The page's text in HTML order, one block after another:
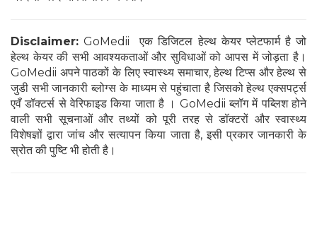
Disclaimer: GoMedii एक डिजिटल हेल्थ केयर प्लेटफार्म है जो
हेल्थ केयर की सभी आवश्यकताओं और सुविधाओं को आपस में जोड़ता है।
GoMedii अपने पाठकों के लिए स्वास्थ्य समाचार, हेल्थ टिप्स और हेल्थ से
जुडी सभी जानकारी ब्लोग्स के माध्यम से पहुंचाता है जिसको हेल्थ एक्सपर्ट्स
एवँ डॉक्टर्स से वेरिफाइड किया जाता है । GoMedii ब्लॉग में पब्लिश होने
वाली सभी सूचनाओं और तथ्यों को पूरी तरह से डॉक्टरों और स्वास्थ्य
विशेषज्ञों द्वारा जांच और सत्यापन किया जाता है, इसी प्रकार जानकारी के
स्रोत की पुष्टि भी होती है।